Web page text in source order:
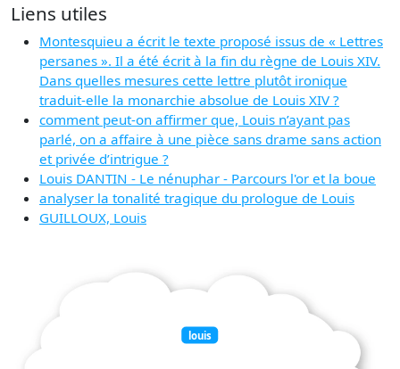
Liens utiles
Montesquieu a écrit le texte proposé issus de « Lettres
persanes ». Il a été écrit à la fin du règne de Louis XIV.
Dans quelles mesures cette lettre plutôt ironique
traduit-elle la monarchie absolue de Louis XIV ?
comment peut-on affirmer que, Louis n’ayant pas
parlé, on a affaire à une pièce sans drame sans action
et privée d’intrigue ?
Louis DANTIN - Le nénuphar - Parcours l'or et la boue
analyser la tonalité tragique du prologue de Louis
GUILLOUX, Louis
louis